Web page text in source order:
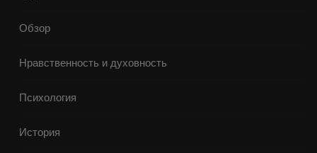
Обзор
Нравственность и духовность
Психология
История